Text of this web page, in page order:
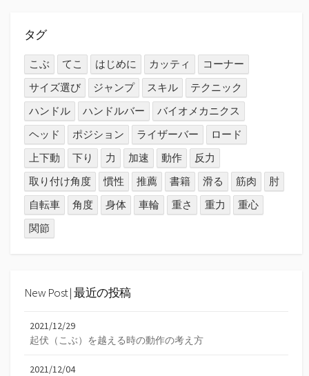
タグ
こぶ てこ はじめに カッティ
コーナー
サイズ選び
ジャンプ スキル
テクニック
ハンドル
ハンドルバー
バイオメカニクス
ヘッド
ポジション ライザーバー
ロード
上下動
下り 力 加速 動作
反力
取り付け角度
慣性 推薦 書籍 滑る 筋肉
肘
自転車
角度 身体 車輪 重さ 重力
重心
関節
New Post | 最近の投稿
2021/12/29
起伏（こぶ）を越える時の動作の考え方
2021/12/04